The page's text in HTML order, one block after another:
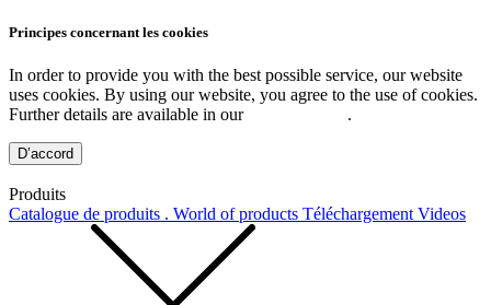
Principes concernant les cookies
In order to provide you with the best possible service, our website
uses cookies. By using our website, you agree to the use of cookies.
Further details are available in our
.
D’accord
Produits
Catalogue de produits . World of products Téléchargement Videos